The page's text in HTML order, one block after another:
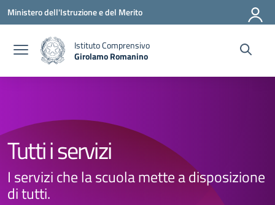
Vai ai contenuti
Vai al menu di navigazione
Vai al footer
Ministero dell'Istruzione e del Merito
Istituto Comprensivo
Girolamo Romanino
Tutti i servizi
I servizi che la scuola mette a disposizione
di tutti.